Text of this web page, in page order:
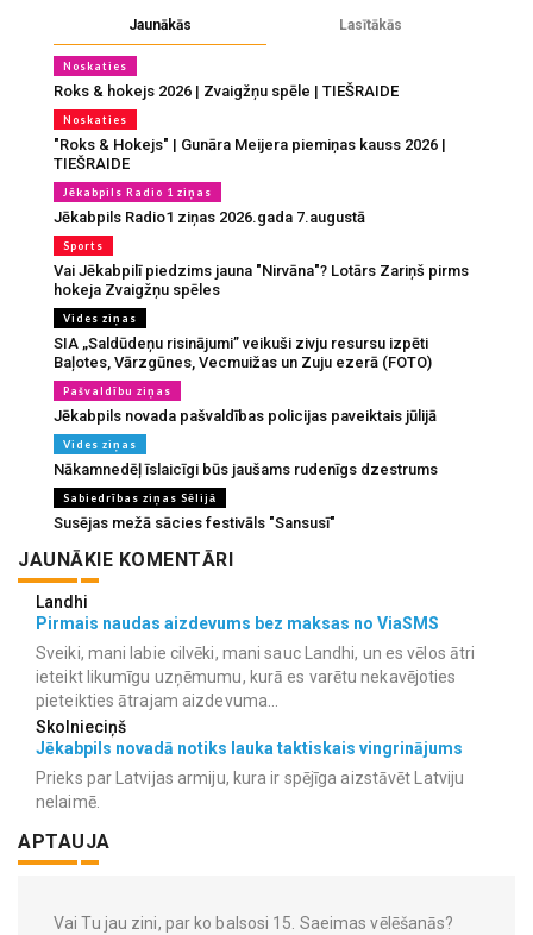
Jaunākās Lasītākās
Noskaties
Roks & hokejs 2026 | Zvaigžņu spēle | TIEŠRAIDE
Noskaties
"Roks & Hokejs" | Gunāra Meijera piemiņas kauss 2026 |
TIEŠRAIDE
Jēkabpils Radio 1 ziņas
Jēkabpils Radio1 ziņas 2026.gada 7.augustā
Sports
Vai Jēkabpilī piedzims jauna "Nirvāna"? Lotārs Zariņš pirms
hokeja Zvaigžņu spēles
Vides ziņas
SIA „Saldūdeņu risinājumi” veikuši zivju resursu izpēti
Baļotes, Vārzgūnes, Vecmuižas un Zuju ezerā (FOTO)
Pašvaldību ziņas
Jēkabpils novada pašvaldības policijas paveiktais jūlijā
Vides ziņas
Nākamnedēļ īslaicīgi būs jaušams rudenīgs dzestrums
Sabiedrības ziņas Sēlijā
Susējas mežā sācies festivāls "Sansusī"
JAUNĀKIE KOMENTĀRI
Landhi
Pirmais naudas aizdevums bez maksas no ViaSMS
Sveiki, mani labie cilvēki, mani sauc Landhi, un es vēlos ātri
ieteikt likumīgu uzņēmumu, kurā es varētu nekavējoties
pieteikties ātrajam aizdevuma...
Skolnieciņš
Jēkabpils novadā notiks lauka taktiskais vingrinājums
Prieks par Latvijas armiju, kura ir spējīga aizstāvēt Latviju
nelaimē.
APTAUJA
Vai Tu jau zini, par ko balsosi 15. Saeimas vēlēšanās?